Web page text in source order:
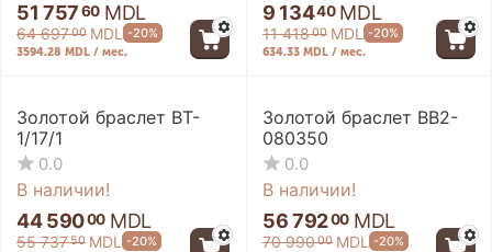
51 75760 MDL
64 69700 MDL -20%
3594.28 MDL / мес.
9 13440 MDL
11 41800 MDL -20%
634.33 MDL / мес.
Золотой браслет BT-
1/17/1
0.0
В наличии!
44 59000 MDL
55 73750 MDL -20%
Золотой браслет BB2-
080350
0.0
В наличии!
56 79200 MDL
70 99000 MDL -20%